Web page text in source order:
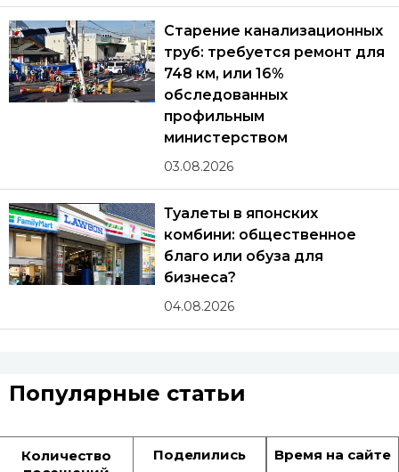
Старение канализационных
труб: требуется ремонт для
748 км, или 16%
обследованных
профильным
министерством
03.08.2026
Туалеты в японских
комбини: общественное
благо или обуза для
бизнеса?
04.08.2026
Популярные статьи
Количество
Поделились Время на сайте